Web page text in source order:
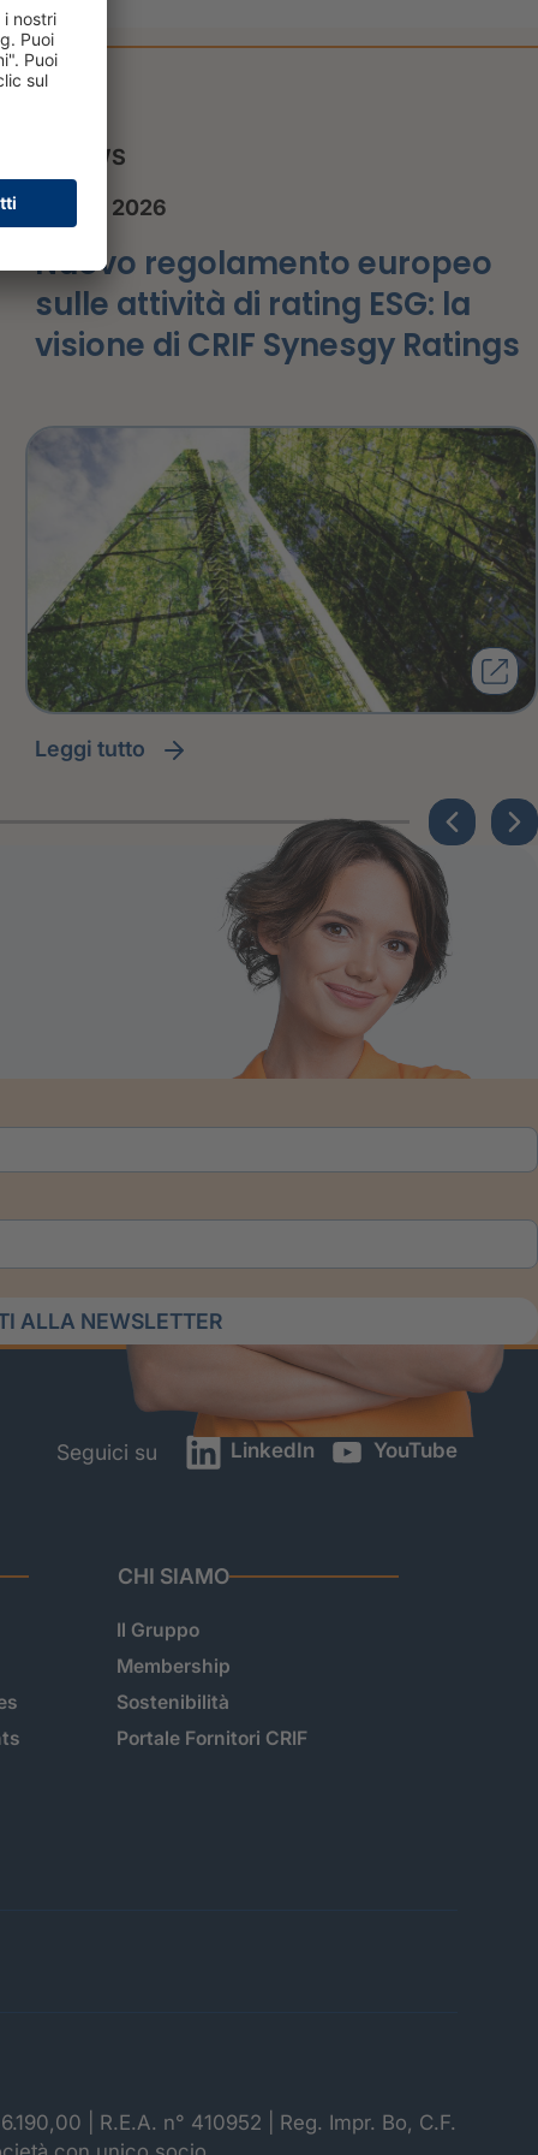
NEWS
1 luglio 2026
Nuovo regolamento europeo
sulle attività di rating ESG: la
visione di CRIF Synesgy Ratings
leggi tutto
ALLA NEWSLETTER
Seguici su LinkedIn YouTube
CHI SIAMO
Il Gruppo
Membership
Sostenibilità
Portale Fornitori CRIF
| R.E.A. n° 410952 | Reg. Impr. Bo, C.F.